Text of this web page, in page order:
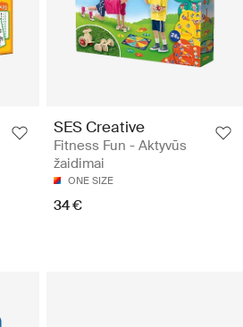
SES Creative
Fitness Fun - Aktyvūs
žaidimai
ONE SIZE
34 €